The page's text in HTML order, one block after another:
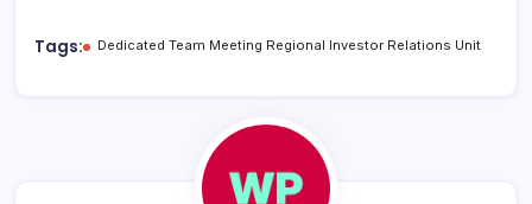
b A
d
Tags: Dedicated Team Meeting Regional Investor Relations Unit